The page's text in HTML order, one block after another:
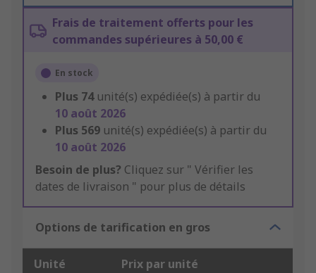
Frais de traitement offerts pour les
commandes supérieures à 50,00 €
En stock
Plus 74 unité(s) expédiée(s) à partir du
10 août 2026
Plus 569 unité(s) expédiée(s) à partir du
10 août 2026
Besoin de plus? Cliquez sur " Vérifier les
dates de livraison " pour plus de détails
Options de tarification en gros
Unité Prix par unité